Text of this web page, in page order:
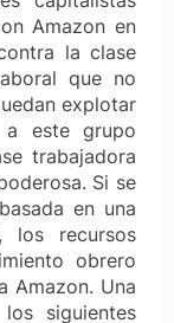
Amazon en
la clase
que no
explotar
a este grupo
trabajadora
Si se
en una
los recursos
obrero
Amazon. Una
siguientes